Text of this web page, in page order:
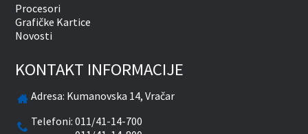
Procesori
Grafičke Kartice
Novosti
KONTAKT INFORMACIJE
Adresa: Kumanovska 14, Vračar
Telefoni:011/41-14-700